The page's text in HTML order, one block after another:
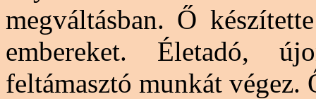
megváltásban. Ő
embereket. Életadó,
feltámasztó munkát végez.